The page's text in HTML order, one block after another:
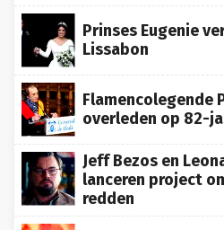
Prinses Eugenie
Lissabon
Flamencolegende
overleden op 82-
Jeff Bezos en
lanceren project
redden